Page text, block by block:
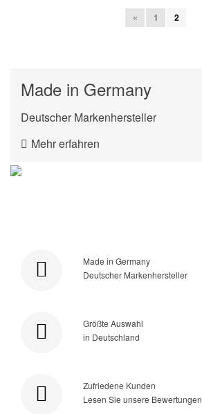
« 1 2
Made in Germany
Deutscher Markenhersteller
Mehr erfahren
Made in Germany
Deutscher Markenhersteller
Größte Auswahl
in Deutschland
Zufriedene Kunden
Lesen Sie unsere Bewertungen